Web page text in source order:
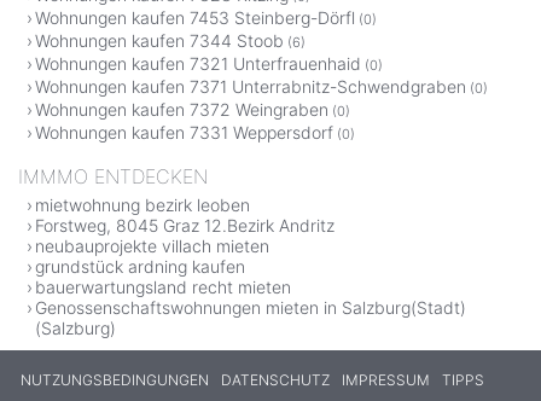
Wohnungen kaufen 7453 Steinberg-Dörfl (0)
Wohnungen kaufen 7344 Stoob (6)
Wohnungen kaufen 7321 Unterfrauenhaid (0)
Wohnungen kaufen 7371 Unterrabnitz-Schwendgraben (0)
Wohnungen kaufen 7372 Weingraben (0)
Wohnungen kaufen 7331 Weppersdorf (0)
IMMMO ENTDECKEN
mietwohnung bezirk leoben
Forstweg, 8045 Graz 12.Bezirk Andritz
neubauprojekte villach mieten
grundstück ardning kaufen
bauerwartungsland recht mieten
Genossenschaftswohnungen mieten in Salzburg(Stadt)
(Salzburg)
NUTZUNGSBEDINGUNGEN DATENSCHUTZ IMPRESSUM
TIPPS